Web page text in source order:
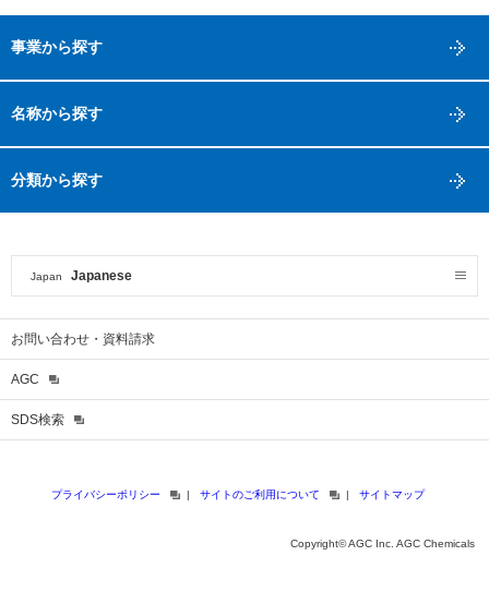
事業から探す
名称から探す
分類から探す
Japan Japanese
お問い合わせ・資料請求
AGC
SDS検索
プライバシーポリシー サイトのご利用について サイトマップ
Copyright© AGC Inc. AGC Chemicals